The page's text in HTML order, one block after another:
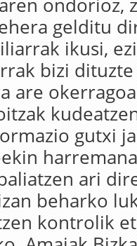
ondorioz,
gelditu
ikusi,
bizi
are
gutxi
ari
beharko
kontrolik